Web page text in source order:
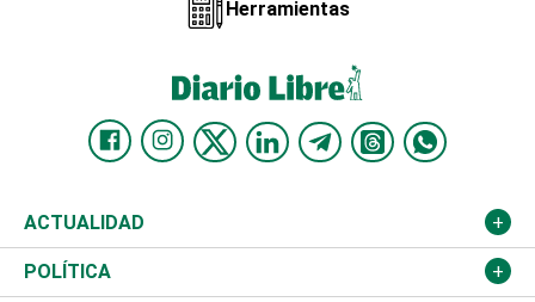
Herramientas
ACTUALIDAD
Nacional
POLÍTICA